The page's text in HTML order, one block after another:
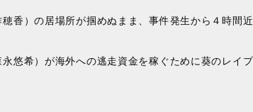
香）の居場所が掴めぬまま、事件発生から４時間近
永悠希）が海外への逃走資金を稼ぐために葵のレイ